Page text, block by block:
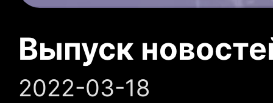
Выпуск
2022-03-18